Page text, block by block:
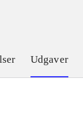
Udgaver